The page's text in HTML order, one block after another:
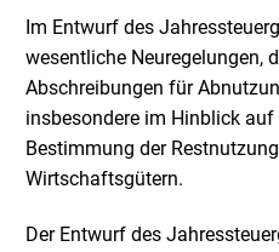
Im Entwurf des
wesentliche Neuregelungen,
Abschreibungen für
insbesondere im Hinblick
Bestimmung der
Wirtschaftsgütern.
Der Entwurf des